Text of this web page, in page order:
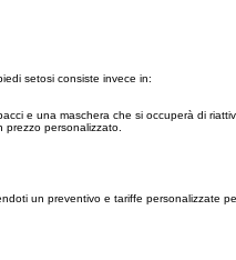
setosi consiste invece in:
e una maschera che si occuperà di
personalizzato.
un preventivo e tariffe personalizzate